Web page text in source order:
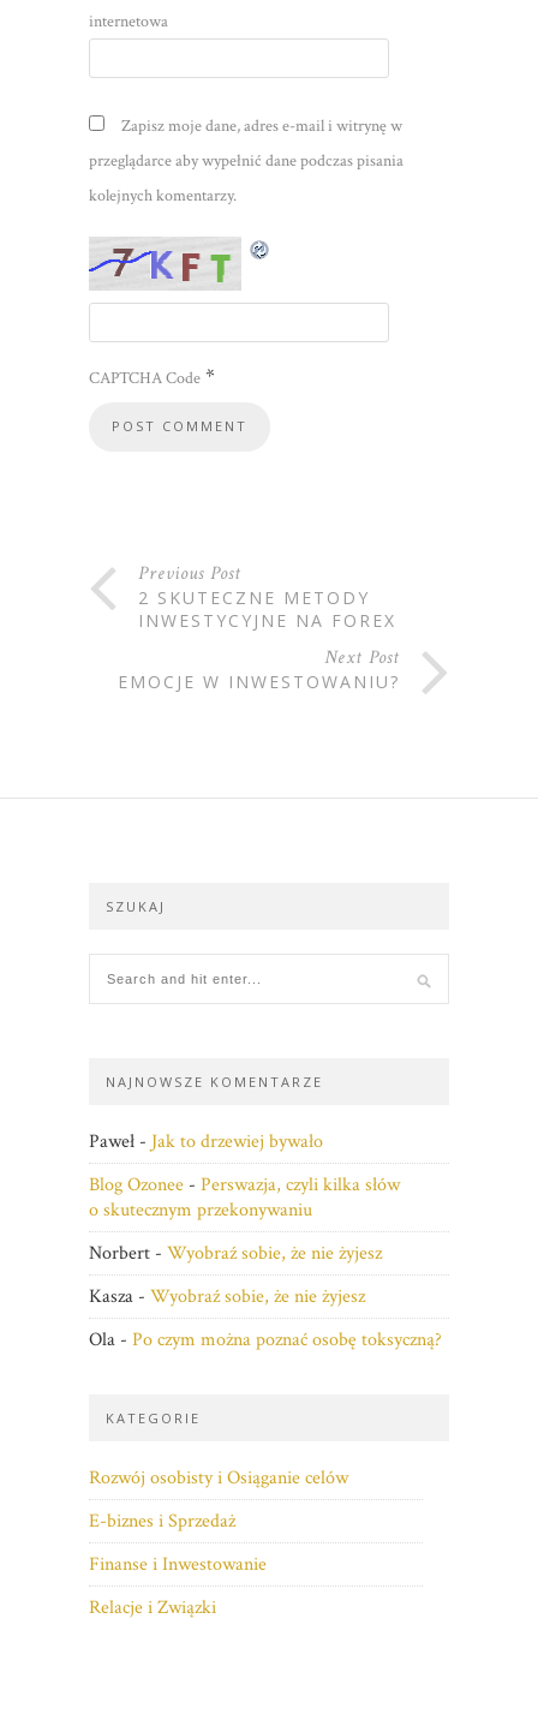
internetowa
Zapisz moje dane, adres e-mail i witrynę w
przeglądarce aby wypełnić dane podczas pisania
kolejnych komentarzy.
CAPTCHA Code *
Previous Post
2 SKUTECZNE METODY
INWESTYCYJNE NA FOREX
Next Post
EMOCJE W INWESTOWANIU?
SZUKAJ
NAJNOWSZE KOMENTARZE
Paweł - Jak to drzewiej bywało
Blog Ozonee - Perswazja, czyli kilka słów
o skutecznym przekonywaniu
Norbert - Wyobraź sobie, że nie żyjesz
Kasza - Wyobraź sobie, że nie żyjesz
Ola - Po czym można poznać osobę toksyczną?
KATEGORIE
Rozwój osobisty i Osiąganie celów
E-biznes i Sprzedaż
Finanse i Inwestowanie
Relacje i Związki